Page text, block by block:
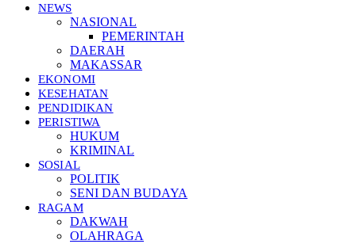
NEWS
NASIONAL
PEMERINTAH
DAERAH
MAKASSAR
EKONOMI
KESEHATAN
PENDIDIKAN
PERISTIWA
HUKUM
KRIMINAL
SOSIAL
POLITIK
SENI DAN BUDAYA
RAGAM
DAKWAH
OLAHRAGA